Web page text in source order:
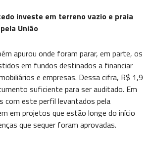
investe em terreno vazio e praia
União
apurou onde foram parar, em parte, os
em fundos destinados a financiar
e empresas. Dessa cifra, R$ 1,9
suficiente para ser auditado. Em
com este perfil levantados pela
em projetos que estão longe do início
que sequer foram aprovadas.